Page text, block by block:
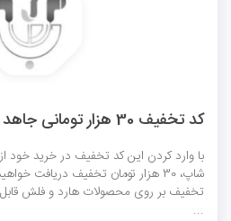
کد تخفیف 30 هزار تومانی جاهد شاپ
با وارد کردن این کد تخفیف در خرید خود
شاپ، 30 هزار تومان تخفیف دریافت
تخفیف بر روی محصولات هارد و فلش
...